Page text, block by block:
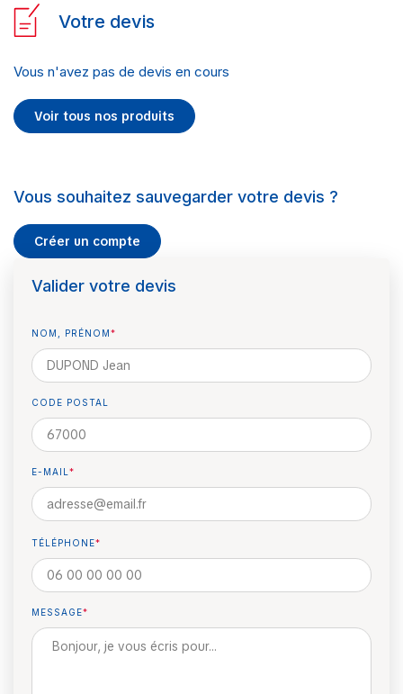
Votre devis
Vous n'avez pas de devis en cours
Voir tous nos produits
Vous souhaitez sauvegarder votre devis ?
Créer un compte
Valider votre devis
NOM, PRÉNOM*
CODE POSTAL
E-MAIL *
Veuillez
laisser
ce
vide.
TÉLÉPHONE*
MESSAGE*